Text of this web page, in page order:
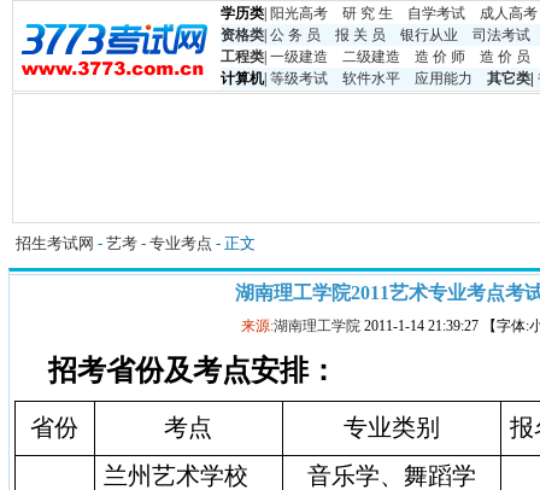
学历类 阳光高考 研 究 生 自学考试
成人高考
资格类 公 务 员 报 关 员 银行从业
司法考试
工程类 一级建造 二级建造 造 价 师
造 价 员
计算机| 等级考试 软件水平 应用能力 其它类
招生考试网 - 艺考 - 专业考点 - 正文
湖南理工学院2011艺术专业考点考
来源:湖南理工学院 2011-1-14 21:39:27 【字体:
招考省份及考点安排：
省份 考点 专业类别 报
兰州艺术学校
音乐学、舞蹈学